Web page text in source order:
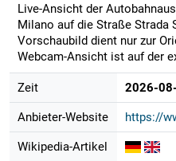
Live-Ansicht der
Milano auf die Straße Strada
Vorschaubild dient nur zur
Webcam-Ansicht ist auf der
Zeit 2026-
Anbieter-Website https://
Wikipedia-Artikel